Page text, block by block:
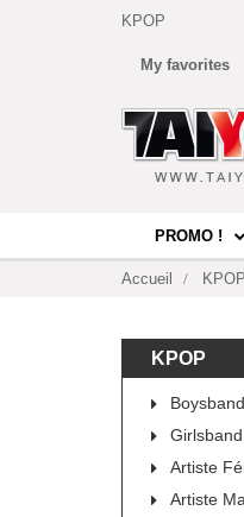
KPOP
My favorites
PROMO !
Accueil KPOP
KPOP
Boysband
Girlsband
Artiste
Artiste